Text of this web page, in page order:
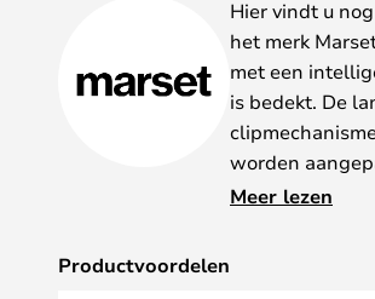
Hier vindt u
het merk
met een
is bedekt. De
worden
worden
Meer lezen
Productvoordelen